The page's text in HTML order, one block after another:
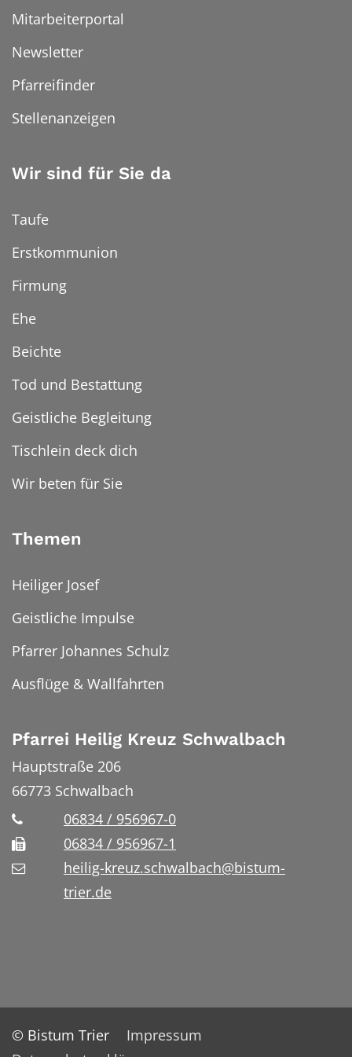
Mitarbeiterportal
Newsletter
Pfarreifinder
Stellenanzeigen
Wir sind für Sie da
Taufe
Erstkommunion
Firmung
Ehe
Beichte
Tod und Bestattung
Geistliche Begleitung
Tischlein deck dich
Wir beten für Sie
Themen
Heiliger Josef
Geistliche Impulse
Pfarrer Johannes Schulz
Ausflüge & Wallfahrten
Pfarrei Heilig Kreuz Schwalbach
Hauptstraße 206
66773 Schwalbach
06834 / 956967-0
06834 / 956967-1
heilig-kreuz.schwalbach@bistum-
trier.de
© Bistum Trier
Impressum